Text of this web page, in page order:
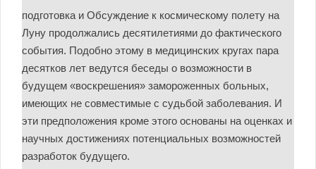
подготовка и Обсуждение к космическому полету на
Луну продолжались десятилетиями до фактического
события. Подобно этому в медицинских кругах пара
десятков лет ведутся беседы о возможности в
будущем «воскрешения» замороженных больных,
имеющих не совместимые с судьбой заболевания. И
эти предположения кроме этого основаны на оценках и
научных достижениях потенциальных возможностей
разработок будущего.